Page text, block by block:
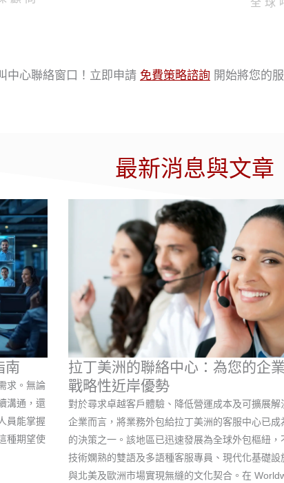
全球
中心聯絡窗口！立即申請 免費策略諮詢 開始將您的
最新消息與文章
南
求。無論
溝通，還
員能掌握
種期望使
拉丁美洲的聯絡中心：為您的企
戰略性近岸優勢
對於尋求卓越客戶體驗、降低營運成本及可擴展解
企業而言，將業務外包給拉丁美洲的客服中心已成
的決策之一。該地區已迅速發展為全球外包樞紐，
技術嫻熟的雙語及多語種客服專員、現代化基礎設
與北美及歐洲市場實現無縫的文化契合。在